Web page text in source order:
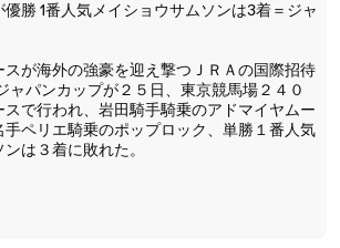
勝 1番人気メイショウサムソンは3着＝ジャ
が海外の強豪を迎え撃つＪＲＡの国際招待
ャパンカップが２５日、東京競馬場２４０
スで行われ、岩田騎手騎乗のアドマイヤムー
手ペリエ騎乗のポップロック、単勝１番人気
は３着に敗れた。